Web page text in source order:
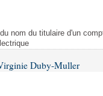
nom du titulaire d'un
Duby-Muller